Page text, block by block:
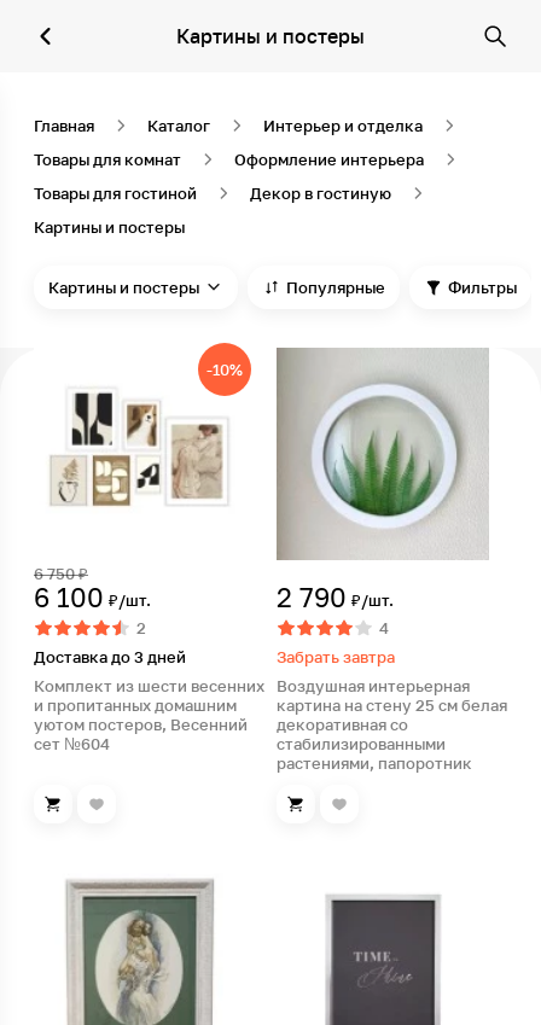
Картины и постеры
Главная Каталог
Интерьер и отделка
Товары для комнат
Оформление интерьера
Товары для гостиной
Декор в гостиную
Картины и постеры
Картины и постеры Популярные Фильтры
-10%
6 750 ₽
6 100 ₽/шт.
2
Доставка до 3 дней
Комплект из шести весенних
и пропитанных домашним
уютом постеров, Весенний
сет №604
2 790 ₽/шт.
4
Забрать завтра
Воздушная интерьерная
картина на стену 25 см белая
декоративная со
стабилизированными
растениями, папоротник